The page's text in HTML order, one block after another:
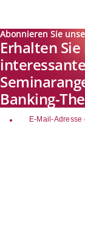
Abonnieren Sie
Erhalten
Banking-
email